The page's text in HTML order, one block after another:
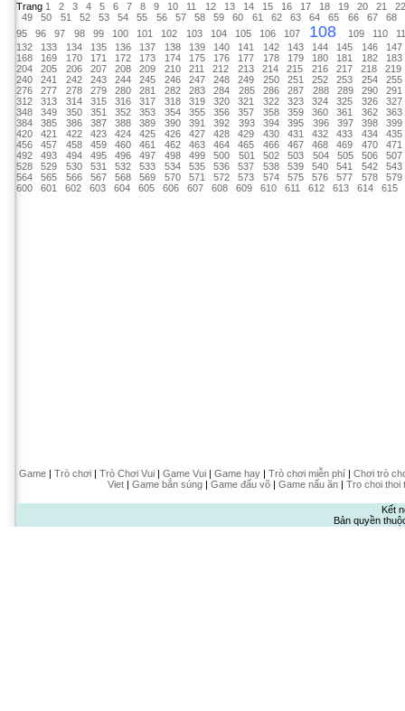
Trang 1 2 3 4 5 6 7 8 9 10 11 12 13 14 15 16 17 18 19 20 21
22
49
50 51 52 53 54 55 56 57 58 59 60 61 62 63 64 65 66 67
68
95
96 97 98 99 100 101 102 103 104 105 106 107 108 109 110
132
133 134 135 136 137 138 139 140 141 142 143 144 145 146
147
168
169 170 171 172 173 174 175 176 177 178 179 180 181 182
183
204
205 206 207 208 209 210 211 212 213 214 215 216 217 218
219
240
241 242 243 244 245 246 247 248 249 250 251 252 253 254
255
276
277 278 279 280 281 282 283 284 285 286 287 288 289 290
291
312
313 314 315 316 317 318 319 320 321 322 323 324 325 326
327
348
349 350 351 352 353 354 355 356 357 358 359 360 361 362
363
384
385 386 387 388 389 390 391 392 393 394 395 396 397 398
399
420
421 422 423 424 425 426 427 428 429 430 431 432 433 434
435
456
457 458 459 460 461 462 463 464 465 466 467 468 469 470
471
492
493 494 495 496 497 498 499 500 501 502 503 504 505 506
507
528
529 530 531 532 533 534 535 536 537 538 539 540 541 542
543
564
565 566 567 568 569 570 571 572 573 574 575 576 577 578
579
600
601 602 603 604 605 606 607 608 609 610 611 612 613 614 615
Game| Trò chơi| Trò Chơi Vui| Game Vui| Game hay| Trò chơi miễn phí| Chơi trò
Viet| Game bắn súng| Game đấu võ| Game nấu ăn| Tro choi thoi
Kết
Bản quyền